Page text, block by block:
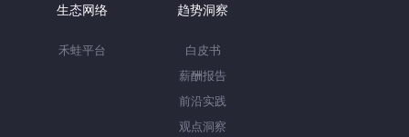
生态网络
禾蛙平台
趋势洞察
白皮书
薪酬报告
前沿实践
观点洞察